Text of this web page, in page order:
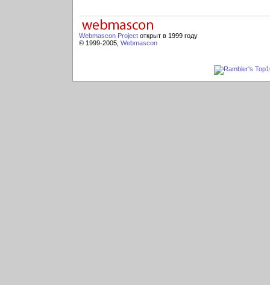
Webmascon Project открыт в 1999 году
© 1999-2005, Webmascon